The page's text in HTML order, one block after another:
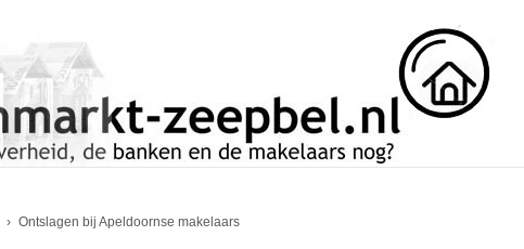
› Ontslagen bij Apeldoornse makelaars